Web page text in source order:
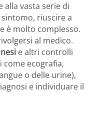
vasta serie di
riuscire a
è molto complesso.
al medico.
e altri controlli
come ecografia,
o delle urine),
e individuare il